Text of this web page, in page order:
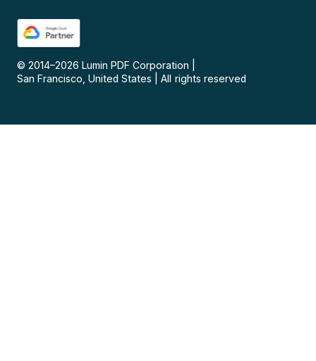
© 2014–2026 Lumin PDF Corporation
San Francisco, United States
All rights reserved